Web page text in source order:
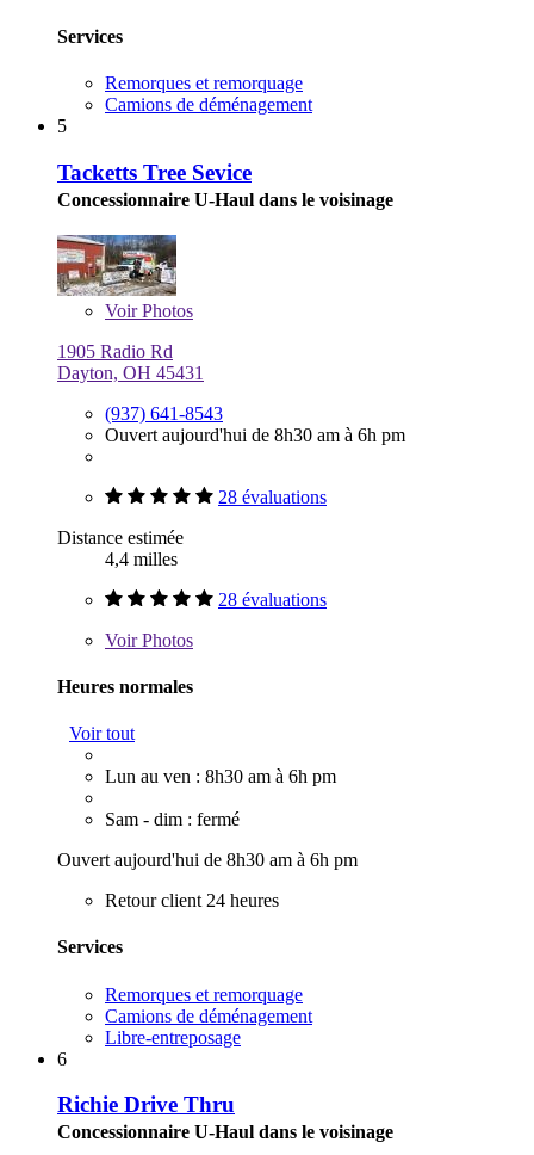
Services
Remorques et remorquage
Camions de déménagement
5
Tacketts Tree Sevice
Concessionnaire U-Haul dans le voisinage
VoirPhotos
1905 Radio Rd
Dayton, OH 45431
(937) 641-8543
Ouvert aujourd'hui de 8h30 am à 6h pm
28 évaluations
Distance estimée
4,4 milles
28 évaluations
VoirPhotos
Heures normales
Voir tout
Lun au ven : 8h30 am à 6h pm
Sam - dim : fermé
Ouvert aujourd'hui de 8h30 am à 6h pm
Retour client 24 heures
Services
Remorques et remorquage
Camions de déménagement
Libre-entreposage
6
Richie Drive Thru
Concessionnaire U-Haul dans le voisinage